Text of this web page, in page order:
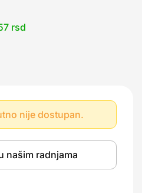
rsd
nije dostupan.
našim radnjama